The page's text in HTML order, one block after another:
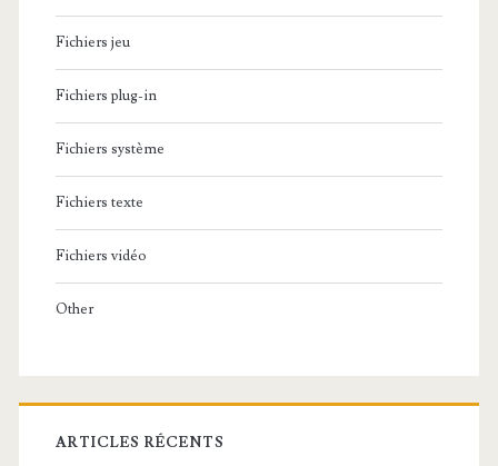
Fichiers jeu
Fichiers plug-in
Fichiers système
Fichiers texte
Fichiers vidéo
Other
ARTICLES RÉCENTS